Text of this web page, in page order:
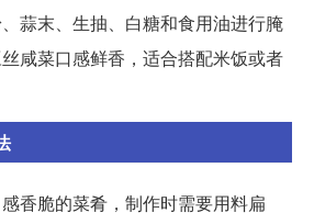
蒜末、生抽、白糖和食用油进行腌
咸菜口感鲜香，适合搭配米饭或者
香脆的菜肴，制作时需要用料扁